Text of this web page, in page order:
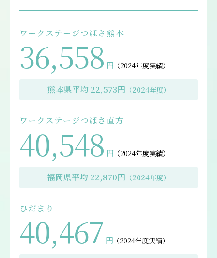
ワークステージつばさ熊本
36,558 円（2024年度実績）
熊本県平均 22,573円 （2024年度）
ワークステージつばさ直方
40,548 円（2024年度実績）
福岡県平均 22,870円 （2024年度）
ひだまり
40,467 円（2024年度実績）